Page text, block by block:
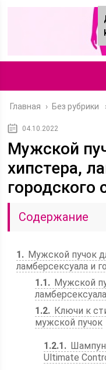
Главная › Без рубрики
04.10.2022
Мужской
хипстера,
городского
Содержание
1
Мужской пучок
ламберсексуала и
1.1
Мужской
1.2
Ключи к
мужской пучок
1.2.1
Ultimate